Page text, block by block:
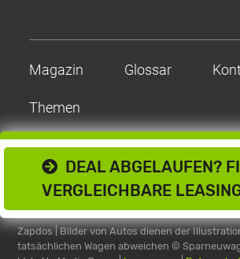
DEAL ABGELAUFEN?
VERGLEICHBARE
Magazin Glossar
Themen
Zapdos | Bilder von Autos dienen der
tatsächlichen Wagen abweichen©